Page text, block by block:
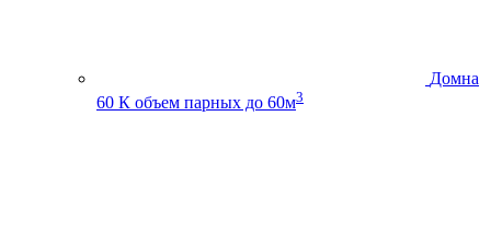
Домна
60 К объем парных до 60м3